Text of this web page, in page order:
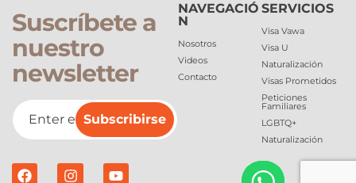
Suscríbete a
nuestro
newsletter
Subscribirse
NAVEGACIÓ
N
Nosotros
Videos
Contacto
SERVICIOS
Visa Vawa
Visa U
Naturalización
Visas Prometidos
Peticiones
Familiares
LGBTQ+
Naturalización